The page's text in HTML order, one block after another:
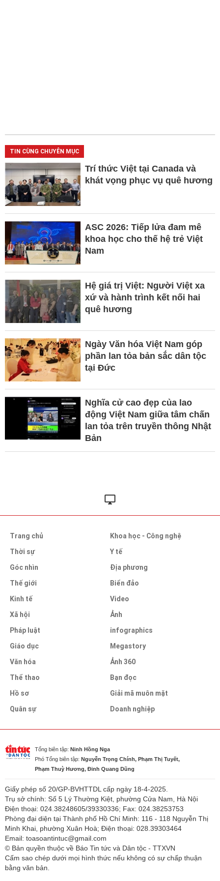
TIN CÙNG CHUYÊN MỤC
Trí thức Việt tại Canada và
khát vọng phục vụ quê hương
ASC 2026: Tiếp lửa đam mê
khoa học cho thế hệ trẻ Việt
Nam
Hệ giá trị Việt: Người Việt xa
xứ và hành trình kết nối hai
quê hương
Ngày Văn hóa Việt Nam góp
phần lan tỏa bản sắc dân tộc
tại Đức ​
Nghĩa cử cao đẹp của lao
động Việt Nam giữa tâm chấn
lan tỏa trên truyền thông Nhật
Bản
Trang chủ
Thời sự
Góc nhìn
Thế giới
Kinh tế
Xã hội
Pháp luật
Giáo dục
Văn hóa
Thể thao
Hồ sơ
Quân sự
Khoa học - Công nghệ
Y tế
Địa phương
Biển đảo
Video
Ảnh
infographics
Megastory
Ảnh 360
Bạn đọc
Giải mã muôn mặt
Doanh nghiệp
Tổng biên tập: Ninh Hồng Nga
Phó Tổng biên tập: Nguyễn Trọng Chính, Phạm Thị Tuyết,
Phạm Thuỳ Hương, Đinh Quang Dũng
Giấy phép số 20/GP-BVHTTDL cấp ngày 18-4-2025.
Trụ sở chính: Số 5 Lý Thường Kiệt, phường Cửa Nam, Hà Nội
Điện thoại: 024.38248605/39330336; Fax: 024.38253753
Phòng đại diện tại Thành phố Hồ Chí Minh: 116 - 118 Nguyễn Thị
Minh Khai, phường Xuân Hoà; Điện thoại: 028.39303464
Email: toasoantintuc@gmail.com
© Bản quyền thuộc về Báo Tin tức và Dân tộc - TTXVN
Cấm sao chép dưới mọi hình thức nếu không có sự chấp thuận
bằng văn bản.